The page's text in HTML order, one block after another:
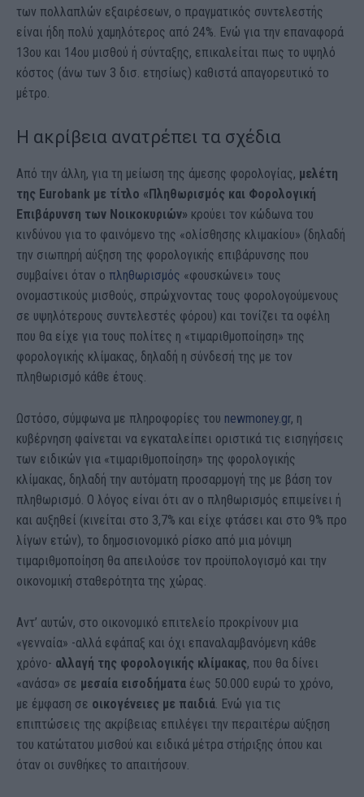
των πολλαπλών εξαιρέσεων, ο πραγματικός συντελεστής
είναι ήδη πολύ χαμηλότερος από 24%. Ενώ για την επαναφορά
13ου και 14ου μισθού ή σύνταξης, επικαλείται πως το υψηλό
κόστος (άνω των 3 δισ. ετησίως) καθιστά απαγορευτικό το
μέτρο.
Η ακρίβεια ανατρέπει τα σχέδια
Από την άλλη, για τη μείωση της άμεσης φορολογίας, μελέτη
της Eurobank με τίτλο «Πληθωρισμός και Φορολογική
Επιβάρυνση των Νοικοκυριών» κρούει τον κώδωνα του
κινδύνου για το φαινόμενο της «ολίσθησης κλιμακίου» (δηλαδή
την σιωπηρή αύξηση της φορολογικής επιβάρυνσης που
συμβαίνει όταν ο πληθωρισμός «φουσκώνει» τους
ονομαστικούς μισθούς, σπρώχνοντας τους φορολογούμενους
σε υψηλότερους συντελεστές φόρου) και τονίζει τα οφέλη
που θα είχε για τους πολίτες η «τιμαριθμοποίηση» της
φορολογικής κλίμακας, δηλαδή η σύνδεσή της με τον
πληθωρισμό κάθε έτους.
Ωστόσο, σύμφωνα με πληροφορίες του newmoney.gr, η
κυβέρνηση φαίνεται να εγκαταλείπει οριστικά τις εισηγήσεις
των ειδικών για «τιμαριθμοποίηση» της φορολογικής
κλίμακας, δηλαδή την αυτόματη προσαρμογή της με βάση τον
πληθωρισμό. Ο λόγος είναι ότι αν ο πληθωρισμός επιμείνει ή
και αυξηθεί (κινείται στο 3,7% και είχε φτάσει και στο 9% προ
λίγων ετών), το δημοσιονομικό ρίσκο από μια μόνιμη
τιμαριθμοποίηση θα απειλούσε τον προϋπολογισμό και την
οικονομική σταθερότητα της χώρας.
Αντ’ αυτών, στο οικονομικό επιτελείο προκρίνουν μια
«γενναία» -αλλά εφάπαξ και όχι επαναλαμβανόμενη κάθε
χρόνο- αλλαγή της φορολογικής κλίμακας, που θα δίνει
«ανάσα» σε μεσαία εισοδήματα έως 50.000 ευρώ το χρόνο,
με έμφαση σε οικογένειες με παιδιά. Ενώ για τις
επιπτώσεις της ακρίβειας επιλέγει την περαιτέρω αύξηση
του κατώτατου μισθού και ειδικά μέτρα στήριξης όπου και
όταν οι συνθήκες το απαιτήσουν.